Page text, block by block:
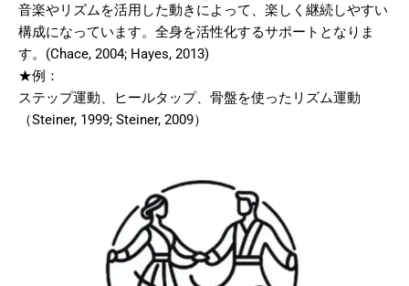
音楽やリズムを活用した動きによって、楽しく継続しやすい
構成になっています。全身を活性化するサポートとなりま
す。(Chace, 2004; Hayes, 2013)
★例：
ステップ運動、ヒールタップ、骨盤を使ったリズム運動
（Steiner, 1999; Steiner, 2009）